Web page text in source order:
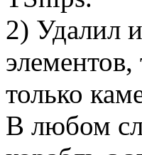
2) Удалил
только
В любом